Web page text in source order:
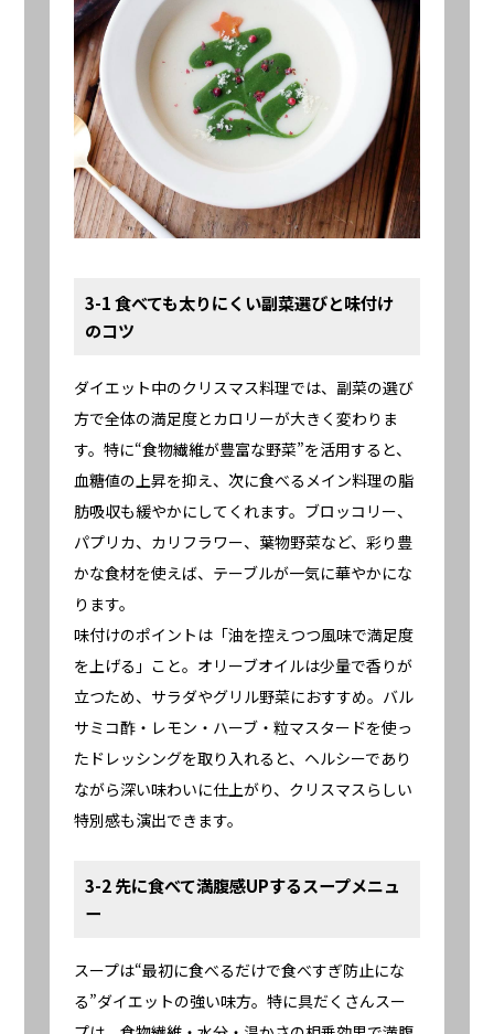
3-1 食べても太りにくい副菜選びと味付け
のコツ
ダイエット中のクリスマス料理では、副菜の選び
方で全体の満足度とカロリーが大きく変わりま
す。特に“食物繊維が豊富な野菜”を活用すると、
血糖値の上昇を抑え、次に食べるメイン料理の脂
肪吸収も緩やかにしてくれます。ブロッコリー、
パプリカ、カリフラワー、葉物野菜など、彩り豊
かな食材を使えば、テーブルが一気に華やかにな
ります。
味付けのポイントは「油を控えつつ風味で満足度
を上げる」こと。オリーブオイルは少量で香りが
立つため、サラダやグリル野菜におすすめ。バル
サミコ酢・レモン・ハーブ・粒マスタードを使っ
たドレッシングを取り入れると、ヘルシーであり
ながら深い味わいに仕上がり、クリスマスらしい
特別感も演出できます。
3-2 先に食べて満腹感UPするスープメニュ
ー
スープは“最初に食べるだけで食べすぎ防止にな
る”ダイエットの強い味方。特に具だくさんスー